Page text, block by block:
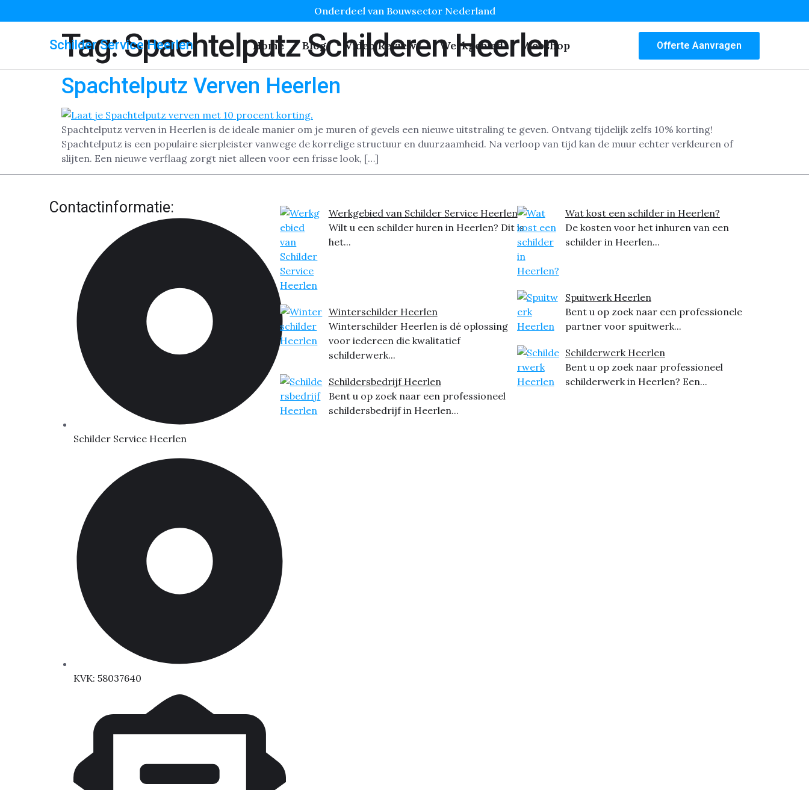
Onderdeel van Bouwsector Nederland
Schilder Service Heerlen Home Blog Video Reviews Werkgebied Webshop Offerte Aanvragen
Tag:Spachtelputz Schilderen Heerlen
Spachtelputz Verven Heerlen
Spachtelputz verven in Heerlen is de ideale manier om je muren of gevels een nieuwe uitstraling te geven. Ontvang tijdelijk zelfs 10% korting!
Spachtelputz is een populaire sierpleister vanwege de korrelige structuur en duurzaamheid. Na verloop van tijd kan de muur echter verkleuren of
slijten. Een nieuwe verflaag zorgt niet alleen voor een frisse look, […]
Contactinformatie:
Schilder Service Heerlen
KVK: 58037640
Werkgebied van Schilder Service Heerlen
Wilt u een schilder huren in Heerlen? Dit is
het...
Winterschilder Heerlen
Winterschilder Heerlen is dé oplossing
voor iedereen die kwalitatief
schilderwerk...
Schildersbedrijf Heerlen
Bent u op zoek naar een professioneel
schildersbedrijf in Heerlen...
Wat kost een schilder in Heerlen?
De kosten voor het inhuren van een
schilder in Heerlen...
Spuitwerk Heerlen
Bent u op zoek naar een professionele
partner voor spuitwerk...
Schilderwerk Heerlen
Bent u op zoek naar professioneel
schilderwerk in Heerlen? Een...